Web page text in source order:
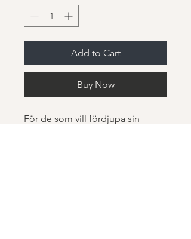
Add to Cart
Buy Now
För de som vill fördjupa sin